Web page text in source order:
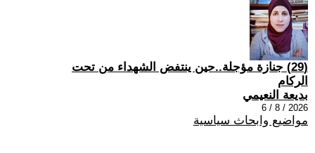
(29) جنازة مؤجلة..حين ينتفض الشهداء من تحت
الركام
بديعة النعيمي
2026 / 8 / 6
مواضيع وابحاث سياسية